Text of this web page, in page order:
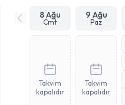
8 Ağu
Cmt
9 Ağu
Paz
Takvim
kapalıdır
Takvim
kapalıdır